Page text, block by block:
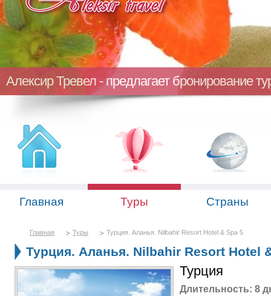
Алексир Тревел - предлагает бронирование
Главная Туры Страны
Главная Туры Турция. Аланья. Nilbahir Resort Hotel & Spa 5
Турция. Аланья. Nilbahir Resort Hotel
Турция
Длительность: 8